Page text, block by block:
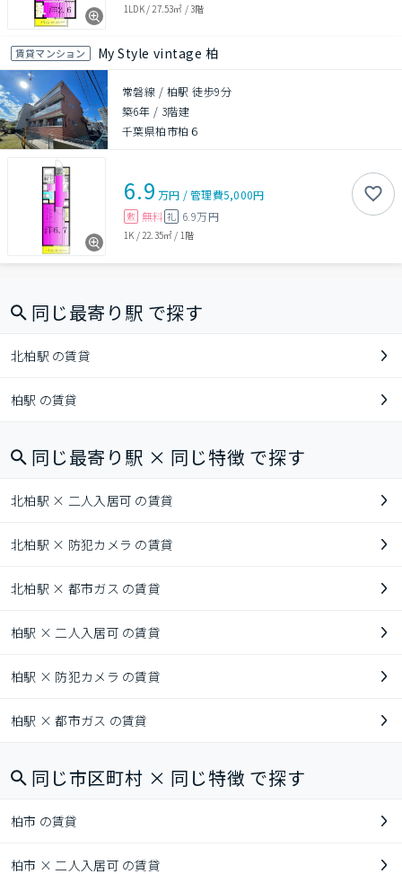
1LDK/ 27.53㎡ /3階
賃貸マンション My Style vintage 柏
常磐線 / 柏駅 徒歩9分
築6年 / 3階建
千葉県柏市柏６
6.9 万円 /管理費5,000円
敷 無料 礼 6.9万円
1K / 22.35㎡ / 1階
同じ最寄り駅 で探す
北柏駅 の賃貸
柏駅 の賃貸
同じ最寄り駅 × 同じ特徴 で探す
北柏駅 × 二人入居可 の賃貸
北柏駅 × 防犯カメラ の賃貸
北柏駅 × 都市ガス の賃貸
柏駅 × 二人入居可 の賃貸
柏駅 × 防犯カメラ の賃貸
柏駅 × 都市ガス の賃貸
同じ市区町村 × 同じ特徴 で探す
柏市 の賃貸
柏市 × 二人入居可 の賃貸